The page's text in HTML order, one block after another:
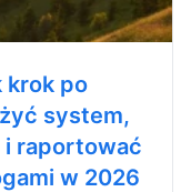
krok po
system,
raportować
w 2026